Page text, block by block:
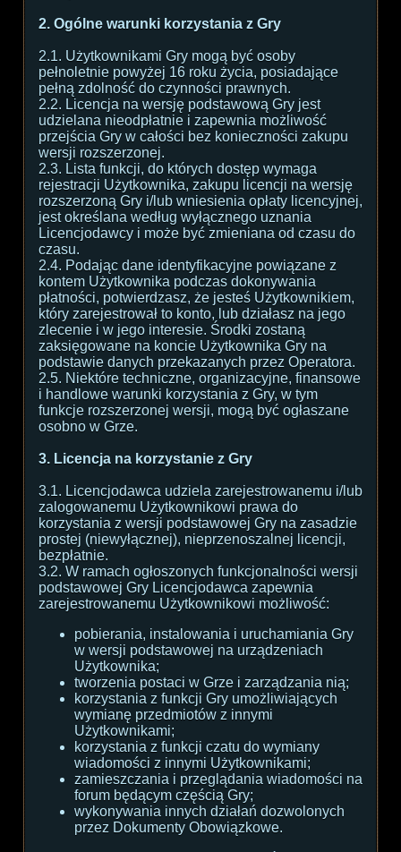
2. Ogólne warunki korzystania z Gry
2.1. Użytkownikami Gry mogą być osoby
pełnoletnie powyżej 16 roku życia, posiadające
pełną zdolność do czynności prawnych.
2.2. Licencja na wersję podstawową Gry jest
udzielana nieodpłatnie i zapewnia możliwość
przejścia Gry w całości bez konieczności zakupu
wersji rozszerzonej.
2.3. Lista funkcji, do których dostęp wymaga
rejestracji Użytkownika, zakupu licencji na wersję
rozszerzoną Gry i/lub wniesienia opłaty licencyjnej,
jest określana według wyłącznego uznania
Licencjodawcy i może być zmieniana od czasu do
czasu.
2.4. Podając dane identyfikacyjne powiązane z
kontem Użytkownika podczas dokonywania
płatności, potwierdzasz, że jesteś Użytkownikiem,
który zarejestrował to konto, lub działasz na jego
zlecenie i w jego interesie. Środki zostaną
zaksięgowane na koncie Użytkownika Gry na
podstawie danych przekazanych przez Operatora.
2.5. Niektóre techniczne, organizacyjne, finansowe
i handlowe warunki korzystania z Gry, w tym
funkcje rozszerzonej wersji, mogą być ogłaszane
osobno w Grze.
3. Licencja na korzystanie z Gry
3.1. Licencjodawca udziela zarejestrowanemu i/lub
zalogowanemu Użytkownikowi prawa do
korzystania z wersji podstawowej Gry na zasadzie
prostej (niewyłącznej), nieprzenoszalnej licencji,
bezpłatnie.
3.2. W ramach ogłoszonych funkcjonalności wersji
podstawowej Gry Licencjodawca zapewnia
zarejestrowanemu Użytkownikowi możliwość:
pobierania, instalowania i uruchamiania Gry
w wersji podstawowej na urządzeniach
Użytkownika;
tworzenia postaci w Grze i zarządzania nią;
korzystania z funkcji Gry umożliwiających
wymianę przedmiotów z innymi
Użytkownikami;
korzystania z funkcji czatu do wymiany
wiadomości z innymi Użytkownikami;
zamieszczania i przeglądania wiadomości na
forum będącym częścią Gry;
wykonywania innych działań dozwolonych
przez Dokumenty Obowiązkowe.